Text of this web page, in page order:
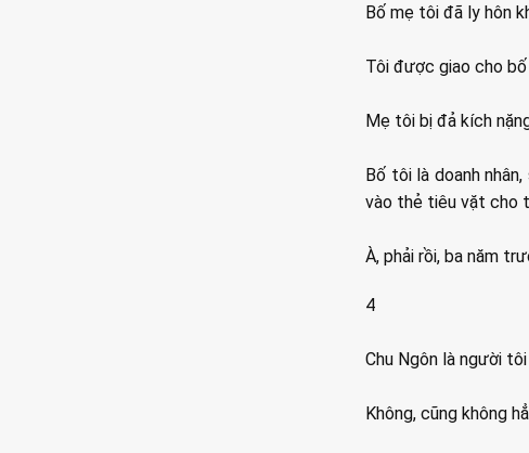
Bố mẹ tôi đã ly hôn
Tôi được giao cho bố
Mẹ tôi bị đả kích
Bố tôi là doanh
vào thẻ tiêu vặt cho
À, phải rồi, ba năm
4
Chu Ngôn là người
Không, cũng không